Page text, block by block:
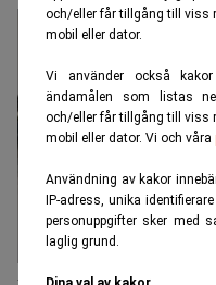
och/eller får tillgång till viss
mobil eller dator.
Vi använder också
ändamålen som listas
och/eller får tillgång till viss
mobil eller dator. Vi och våra
Användning av kakor
IP-adress, unika
personuppgifter sker med
laglig grund.